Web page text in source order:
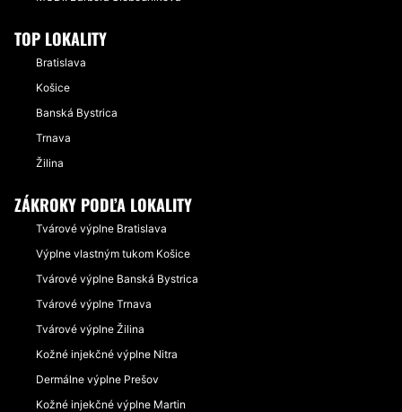
TOP LOKALITY
Bratislava
Košice
Banská Bystrica
Trnava
Žilina
ZÁKROKY PODĽA LOKALITY
Tvárové výplne Bratislava
Výplne vlastným tukom Košice
Tvárové výplne Banská Bystrica
Tvárové výplne Trnava
Tvárové výplne Žilina
Kožné injekčné výplne Nitra
Dermálne výplne Prešov
Kožné injekčné výplne Martin